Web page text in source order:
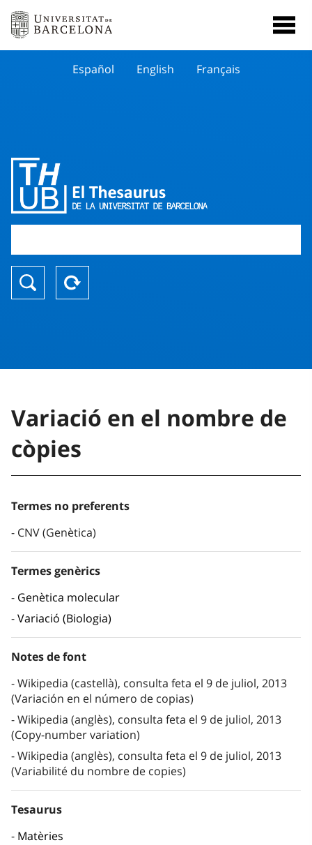
Español English Français
Variació en el nombre de
còpies
Termes no preferents
CNV (Genètica)
Termes genèrics
Genètica molecular
Variació (Biologia)
Notes de font
Wikipedia (castellà), consulta feta el 9 de juliol, 2013
(Variación en el número de copias)
Wikipedia (anglès), consulta feta el 9 de juliol, 2013
(Copy-number variation)
Wikipedia (anglès), consulta feta el 9 de juliol, 2013
(Variabilité du nombre de copies)
Tesaurus
Matèries